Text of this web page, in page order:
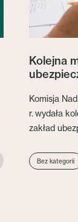
Kolejna
Komisja
r. wydała
zakład
Bez kategorii